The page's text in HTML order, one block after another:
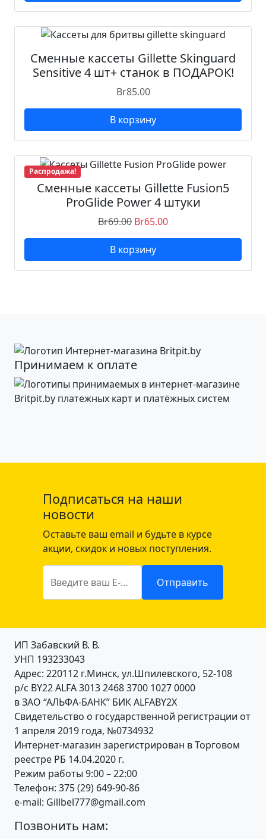
Сменные кассеты Gillette Skinguard
Sensitive 4 шт+ станок в ПОДАРОК!
Br85.00
В корзину
Распродажа!
Сменные кассеты Gillette Fusion5
ProGlide Power 4 штуки
Br69.00 Br65.00
В корзину
Принимаем к оплате
Подписаться на наши
новости
Оставьте ваш email и будьте в курсе
акции, скидок и новых поступления.
Введите ваш E-mail Отправить
ИП Забавский В. В.
УНП 193233043
Адрес: 220112 г.Минск, ул.Шпилевского, 52-108
р/с BY22 ALFA 3013 2468 3700 1027 0000
в ЗАО “АЛЬФА-БАНК” БИК ALFABY2X
Свидетельство о государственной регистрации от
1 апреля 2019 года, №0734932
Интернет-магазин зарегистрирован в Торговом
реестре РБ 14.04.2020 г.
Режим работы 9:00 – 22:00
Телефон: 375 (29) 649-90-86
e-mail: Gillbel777@gmail.com
Позвонить нам: